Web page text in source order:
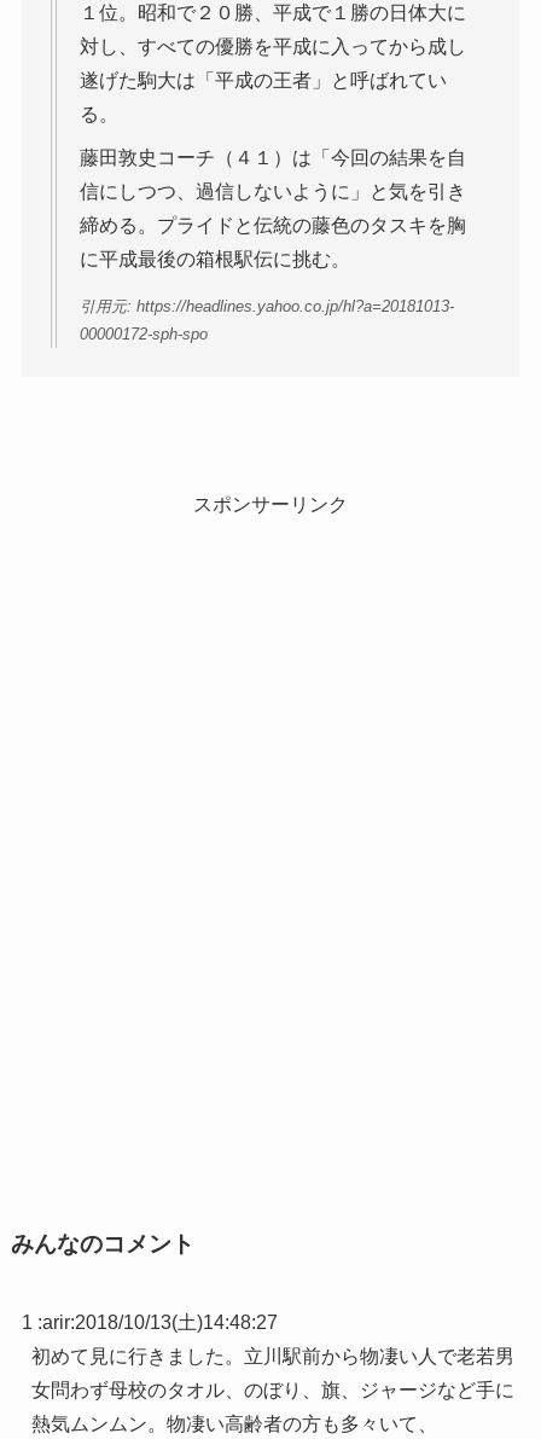
１位。昭和で２０勝、平成で１勝の日体大に
対し、すべての優勝を平成に入ってから成し
遂げた駒大は「平成の王者」と呼ばれてい
る。
藤田敦史コーチ（４１）は「今回の結果を自
信にしつつ、過信しないように」と気を引き
締める。プライドと伝統の藤色のタスキを胸
に平成最後の箱根駅伝に挑む。
引用元: https://headlines.yahoo.co.jp/hl?a=20181013-
00000172-sph-spo
スポンサーリンク
みんなのコメント
1 :arir:2018/10/13(土)14:48:27
初めて見に行きました。立川駅前から物凄い人で老若男
女問わず母校のタオル、のぼり、旗、ジャージなど手に
熱気ムンムン。物凄い高齢者の方も多々いて、